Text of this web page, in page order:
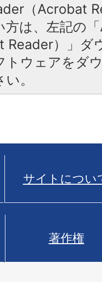
（Acrobat
方は、左記の
Reader）」ダ
トウェアをダ
。
サイトについ
著作権